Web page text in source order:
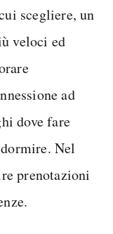
scegliere, un
veloci ed
ad
dove fare
Nel
prenotazioni